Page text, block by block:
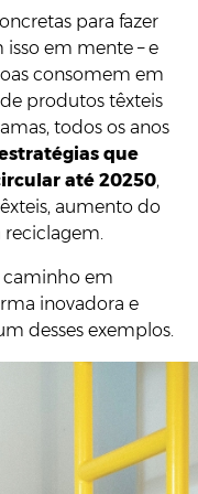
para fazer
em mente – e
consomem em
produtos têxteis
todos os anos
que
até 20250,
aumento do
reciclagem.
caminho em
inovadora e
desses exemplos.